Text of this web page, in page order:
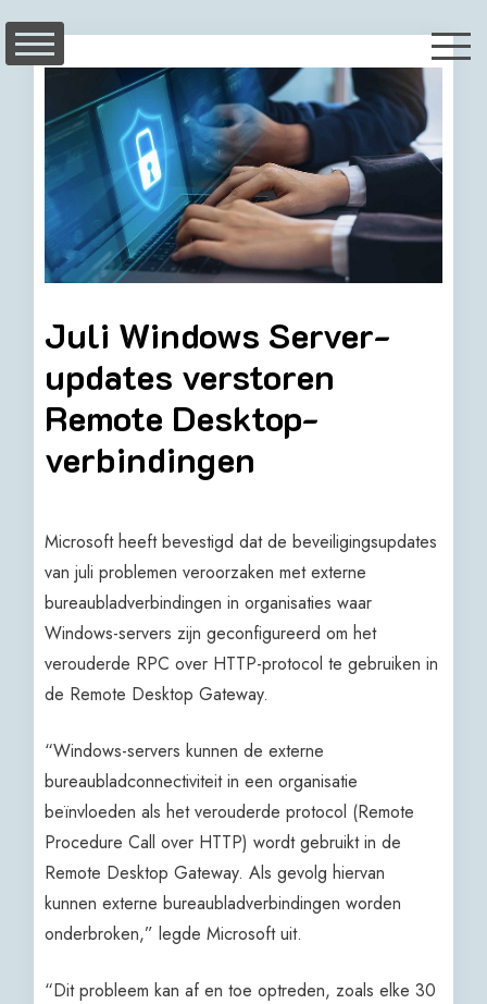
content
Juli Windows Server-
updates verstoren
Remote Desktop-
verbindingen
Microsoft heeft bevestigd dat de beveiligingsupdates
van juli problemen veroorzaken met externe
bureaubladverbindingen in organisaties waar
Windows-servers zijn geconfigureerd om het
verouderde RPC over HTTP-protocol te gebruiken in
de Remote Desktop Gateway.
“Windows-servers kunnen de externe
bureaubladconnectiviteit in een organisatie
beïnvloeden als het verouderde protocol (Remote
Procedure Call over HTTP) wordt gebruikt in de
Remote Desktop Gateway. Als gevolg hiervan
kunnen externe bureaubladverbindingen worden
onderbroken,” legde Microsoft uit.
“Dit probleem kan af en toe optreden, zoals elke 30